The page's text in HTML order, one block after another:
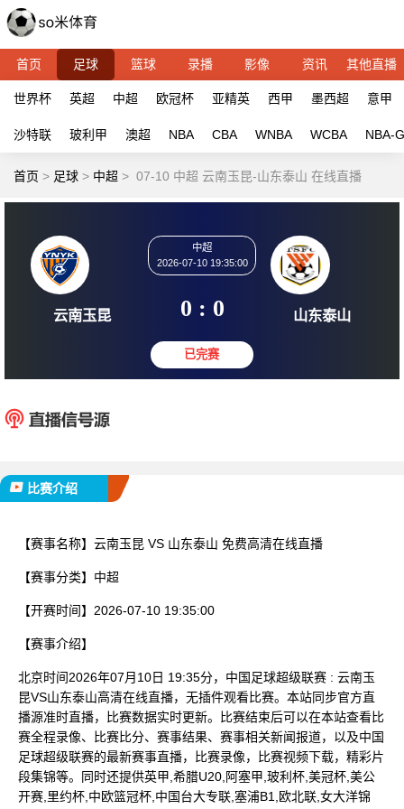
首页 足球 篮球 录播 影像 资讯 其他直播
世界杯 英超 中超 欧冠杯 亚精英 西甲 墨西超 意甲
沙特联 玻利甲 澳超 NBA CBA WNBA WCBA NBA-G
首页 > 足球 > 中超 > 07-10 中超 云南玉昆-山东泰山 在线直播
云南玉昆
2026-07-10 19:35:00
0 : 0 山东
比赛介绍
【赛事名称】 云南玉昆 VS 山东泰山 免费高清在线直播
【赛事分类】 中超
【开赛时间】 2026-07-10 19:35:00
【赛事介绍】
北京时间2026年07月10日 19:35分，中国足球超级联赛 : 云南玉
昆VS山东泰山高清在线直播，无插件观看比赛。本站同步官方直
播源准时直播，比赛数据实时更新。比赛结束后可以在本站查看比
赛全程录像、比赛比分、赛事结果、赛事相关新闻报道，以及中国
足球超级联赛的最新赛事直播，比赛录像，比赛视频下载，精彩片
段集锦等。同时还提供英甲,希腊U20,阿塞甲,玻利杯,美冠杯,美公
开赛,里约杯,中欧篮冠杯,中国台大专联,塞浦B1,欧北联,女大洋锦